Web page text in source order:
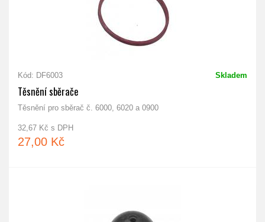
Kód: DF6003 Skladem
Těsnění sběrače
Těsnění pro sběrač č. 6000, 6020 a 0900
32,67 Kč s DPH
27,00 Kč